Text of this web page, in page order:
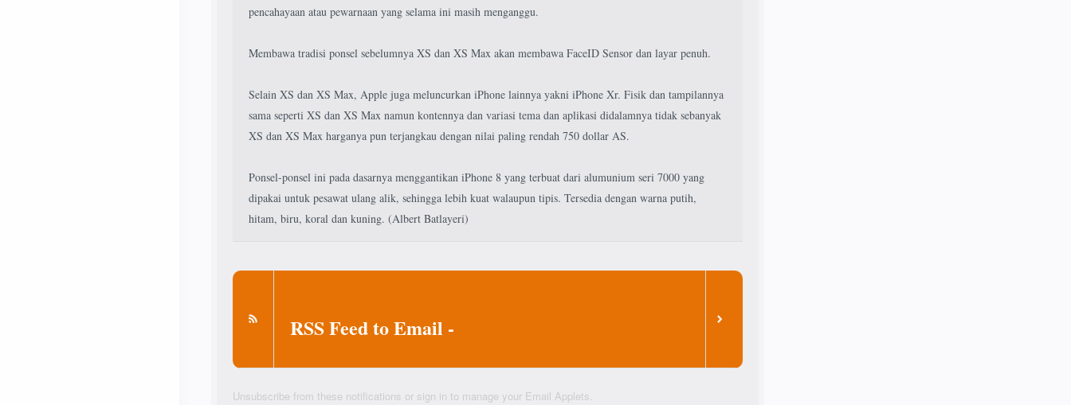
pencahayaan atau pewarnaan yang selama ini masih menganggu.
Membawa tradisi ponsel sebelumnya XS dan XS Max akan membawa FaceID Sensor dan layar penuh.
Selain XS dan XS Max, Apple juga meluncurkan iPhone lainnya yakni iPhone Xr. Fisik dan tampilannya
sama seperti XS dan XS Max namun kontennya dan variasi tema dan aplikasi didalamnya tidak sebanyak
XS dan XS Max harganya pun terjangkau dengan nilai paling rendah 750 dollar AS.
Ponsel-ponsel ini pada dasarnya menggantikan iPhone 8 yang terbuat dari alumunium seri 7000 yang
dipakai untuk pesawat ulang alik, sehingga lebih kuat walaupun tipis. Tersedia dengan warna putih,
hitam, biru, koral dan kuning. (Albert Batlayeri)
RSS Feed to Email -
Unsubscribe from these notifications or sign in to manage your Email Applets.